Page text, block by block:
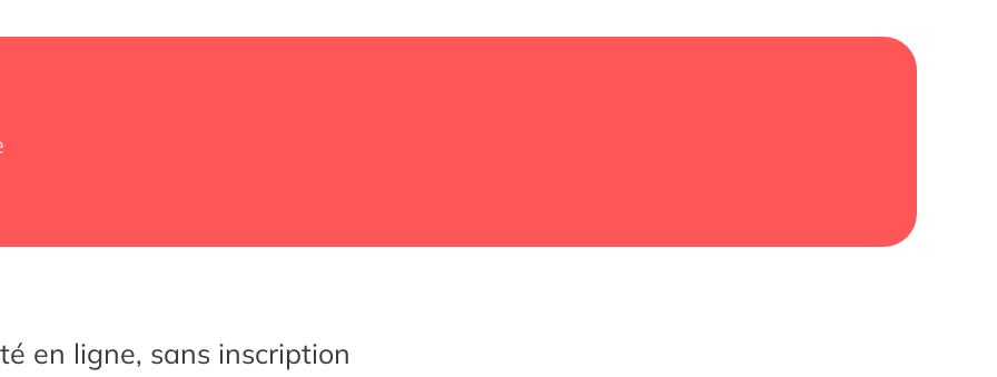
en ligne, sans inscription